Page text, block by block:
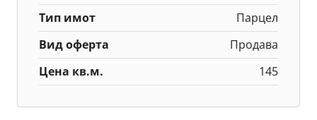
Тип имот
Парцел
Вид оферта
Продава
Цена кв.м.
145